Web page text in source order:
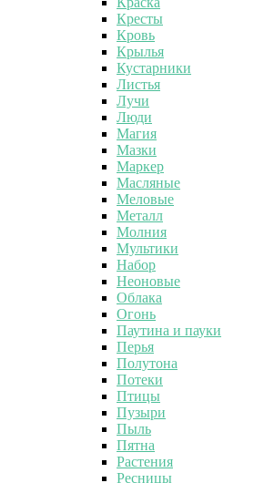
Кресты
Кровь
Крылья
Кустарники
Листья
Лучи
Люди
Магия
Мазки
Маркер
Масляные
Меловые
Металл
Молния
Мультики
Набор
Неоновые
Облака
Огонь
Паутина и пауки
Перья
Полутона
Потеки
Птицы
Пузыри
Пыль
Пятна
Растения
Ресницы